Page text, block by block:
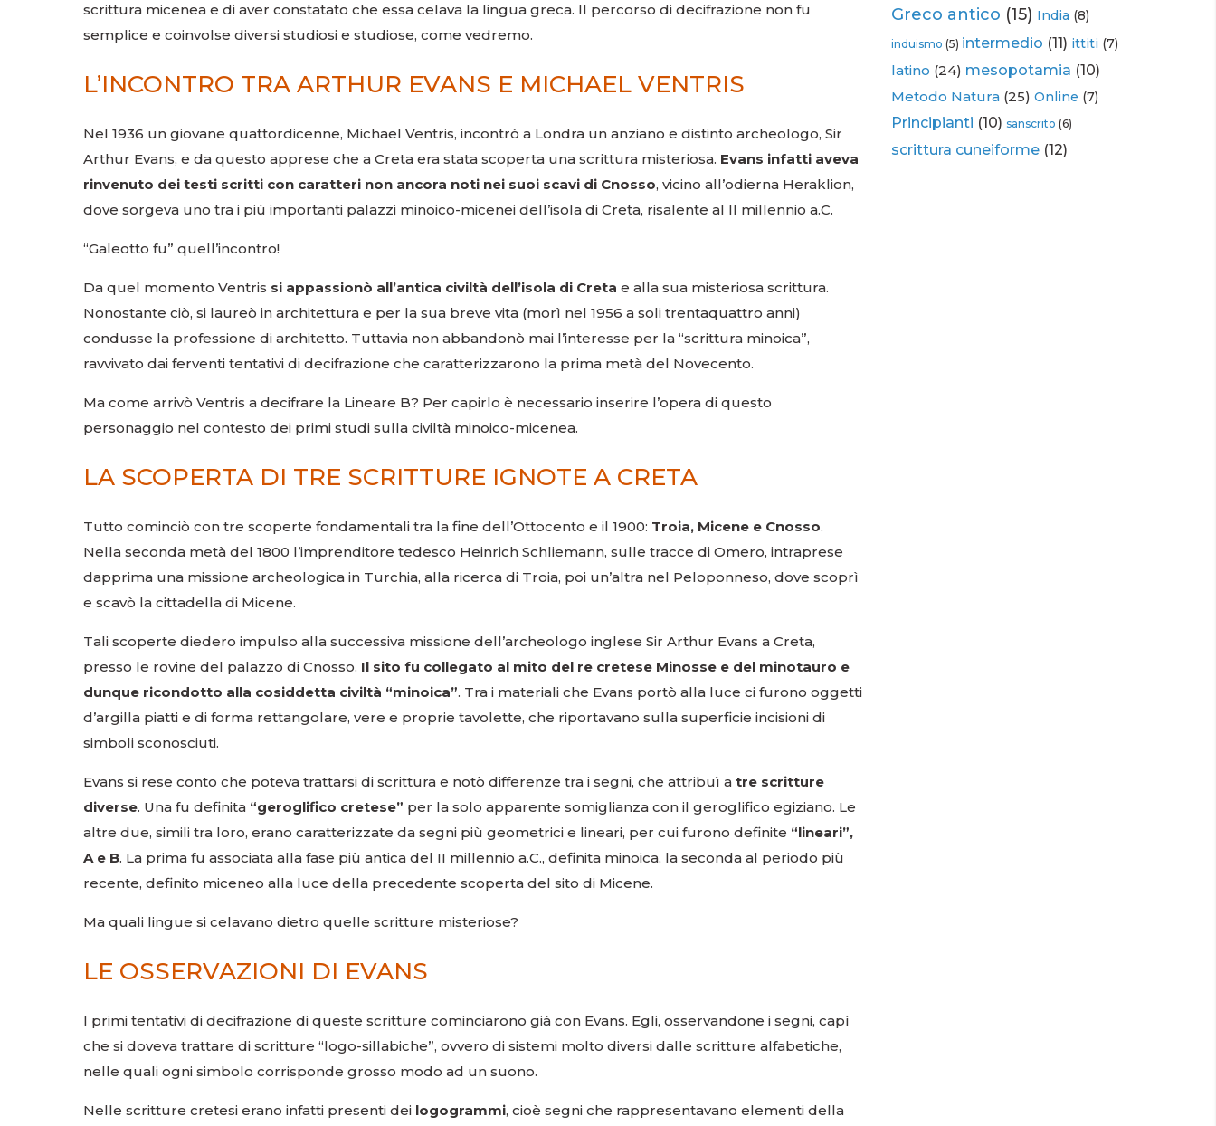
scrittura micenea e di aver constatato che essa celava la lingua greca. Il percorso di decifrazione non fu
semplice e coinvolse diversi studiosi e studiose, come vedremo.
L’INCONTRO TRA ARTHUR EVANS E MICHAEL VENTRIS
Nel 1936 un giovane quattordicenne, Michael Ventris, incontrò a Londra un anziano e distinto archeologo, Sir
Arthur Evans, e da questo apprese che a Creta era stata scoperta una scrittura misteriosa. Evans infatti aveva
rinvenuto dei testi scritti con caratteri non ancora noti nei suoi scavi di Cnosso, vicino all’odierna Heraklion,
dove sorgeva uno tra i più importanti palazzi minoico-micenei dell’isola di Creta, risalente al II millennio a.C.
“Galeotto fu” quell’incontro!
Da quel momento Ventris si appassionò all’antica civiltà dell’isola di Creta e alla sua misteriosa scrittura.
Nonostante ciò, si laureò in architettura e per la sua breve vita (morì nel 1956 a soli trentaquattro anni)
condusse la professione di architetto. Tuttavia non abbandonò mai l’interesse per la “scrittura minoica”,
ravvivato dai ferventi tentativi di decifrazione che caratterizzarono la prima metà del Novecento.
Ma come arrivò Ventris a decifrare la Lineare B? Per capirlo è necessario inserire l’opera di questo
personaggio nel contesto dei primi studi sulla civiltà minoico-micenea.
LA SCOPERTA DI TRE SCRITTURE IGNOTE A CRETA
Tutto cominciò con tre scoperte fondamentali tra la fine dell’Ottocento e il 1900: Troia, Micene e Cnosso.
Nella seconda metà del 1800 l’imprenditore tedesco Heinrich Schliemann, sulle tracce di Omero, intraprese
dapprima una missione archeologica in Turchia, alla ricerca di Troia, poi un’altra nel Peloponneso, dove scoprì
e scavò la cittadella di Micene.
Tali scoperte diedero impulso alla successiva missione dell’archeologo inglese Sir Arthur Evans a Creta,
presso le rovine del palazzo di Cnosso. Il sito fu collegato al mito del re cretese Minosse e del minotauro e
dunque ricondotto alla cosiddetta civiltà “minoica”. Tra i materiali che Evans portò alla luce ci furono oggetti
d’argilla piatti e di forma rettangolare, vere e proprie tavolette, che riportavano sulla superficie incisioni di
simboli sconosciuti.
Evans si rese conto che poteva trattarsi di scrittura e notò differenze tra i segni, che attribuì a tre scritture
diverse. Una fu definita “geroglifico cretese” per la solo apparente somiglianza con il geroglifico egiziano. Le
altre due, simili tra loro, erano caratterizzate da segni più geometrici e lineari, per cui furono definite “lineari”,
A e B. La prima fu associata alla fase più antica del II millennio a.C., definita minoica, la seconda al periodo più
recente, definito miceneo alla luce della precedente scoperta del sito di Micene.
Ma quali lingue si celavano dietro quelle scritture misteriose?
LE OSSERVAZIONI DI EVANS
I primi tentativi di decifrazione di queste scritture cominciarono già con Evans. Egli, osservandone i segni, capì
che si doveva trattare di scritture “logo-sillabiche”, ovvero di sistemi molto diversi dalle scritture alfabetiche,
nelle quali ogni simbolo corrisponde grosso modo ad un suono.
Nelle scritture cretesi erano infatti presenti dei logogrammi, cioè segni che rappresentavano elementi della
Greco antico (15) India (8)
induismo (5) intermedio (11) ittiti (7)
latino (24) mesopotamia (10)
Metodo Natura(25) Online (7)
Principianti (10) sanscrito (6)
scrittura cuneiforme(12)